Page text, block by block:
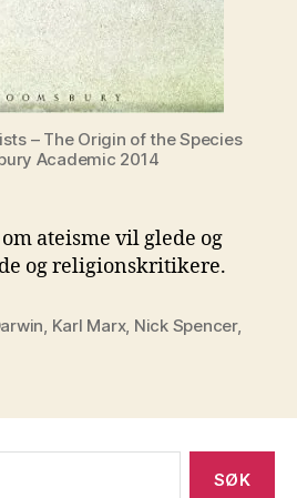
– The Origin of the Species
Academic 2014
ateisme vil glede og
og religionskritikere.
Karl Marx, Nick Spencer,